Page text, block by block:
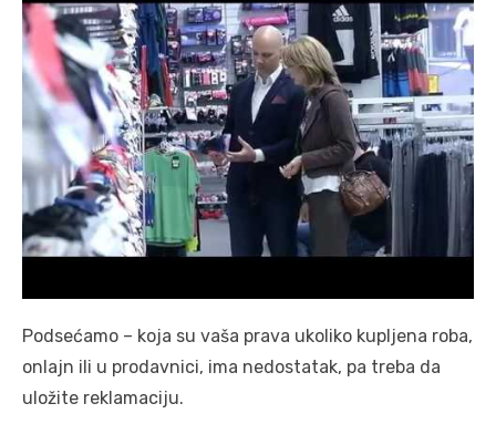
Podsećamo – koja su vaša prava ukoliko kupljena roba,
onlajn ili u prodavnici, ima nedostatak, pa treba da
uložite reklamaciju.